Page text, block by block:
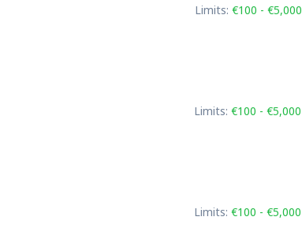
Limits: €100 - €5,000
Limits: €100 - €5,000
Limits: €100 - €5,000